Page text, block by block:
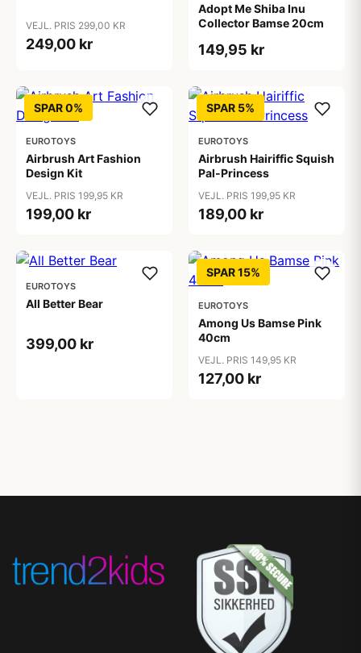
VEJL. PRIS 299,00 KR
249,00 kr
Adopt Me Shiba Inu
Collector Bamse 20cm
149,95 kr
SPAR 0%
EUROTOYS
Airbrush Art Fashion
Design Kit
VEJL. PRIS 199,95 KR
199,00 kr
SPAR 5%
EUROTOYS
Airbrush Hairiffic Squish
Pal-Princess
VEJL. PRIS 199,95 KR
189,00 kr
EUROTOYS
All Better Bear
399,00 kr
SPAR 15%
EUROTOYS
Among Us Bamse Pink
40cm
VEJL. PRIS 149,95 KR
127,00 kr